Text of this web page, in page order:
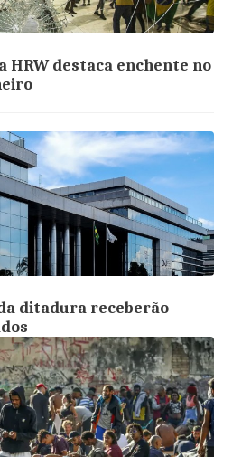
HRW destaca enchente no
ditadura receberão